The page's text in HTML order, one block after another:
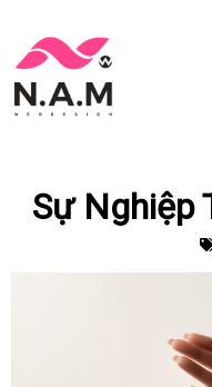
Chuyển
tới
Sự Nghiệp